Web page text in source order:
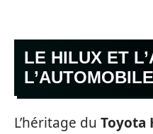
LE HILUX ET
L’AUTOMOBILE
L’héritage du Toyota